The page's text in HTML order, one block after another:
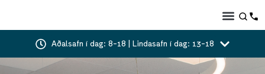
Aðalsafn í dag: 8-18 | Lindasafn í dag: 13-18